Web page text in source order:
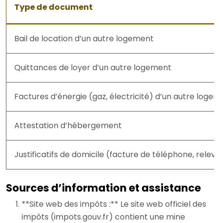
Type de document
Bail de location d’un autre logement
Quittances de loyer d’un autre logement
Factures d’énergie (gaz, électricité) d’un autre
Attestation d’hébergement
Justificatifs de domicile (facture de téléphone,
Sources d’information et assistance
**Site web des impôts :** Le site web officiel des
impôts (impots.gouv.fr) contient une mine